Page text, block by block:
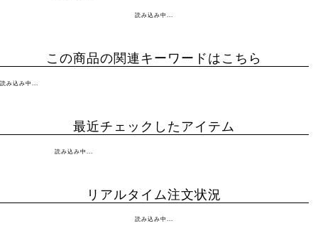
読み込み中...
この商品の関連キーワードはこちら
読み込み中...
最近チェックしたアイテム
読み込み中...
リアルタイム注文状況
読み込み中...